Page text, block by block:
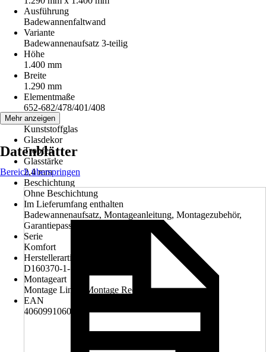
Ausführung
Badewannenfaltwand
Variante
Badewannenaufsatz 3-teilig
Höhe
1.400 mm
Breite
1.290 mm
Elementmaße
652-682/478/401/408
Glasart
Kunststoffglas
Glasdekor
Tropfen
Glasstärke
2,4 mm
Beschichtung
Ohne Beschichtung
Im Lieferumfang enthalten
Badewannenaufsatz, Montageanleitung, Montagezubehör,
Garantiepass
Serie
Komfort
Herstellerartikelnummer
D160370-1-1
Montageart
Montage Links, Montage Rechts
EAN
4060991060632
Mehr anzeigen
Datenblätter
Bereich überspringen